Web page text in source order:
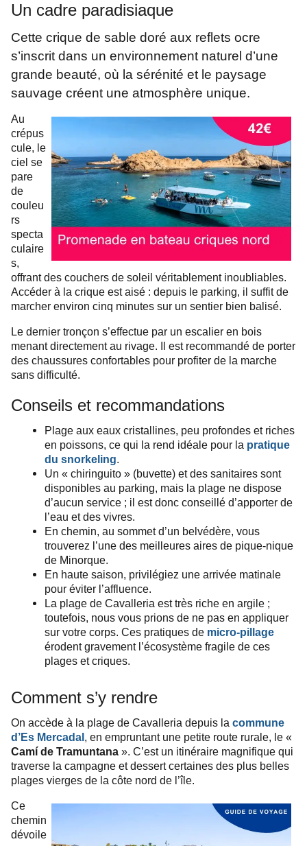
Un cadre paradisiaque
Cette crique de sable doré aux reflets ocre
s’inscrit dans un environnement naturel d’une
grande beauté, où la sérénité et le paysage
sauvage créent une atmosphère unique.
Au
crépus
cule, le
ciel se
pare
de
couleu
rs
specta
culaire
s,
offrant des couchers de soleil véritablement inoubliables.
Accéder à la crique est aisé : depuis le parking, il suffit de
marcher environ cinq minutes sur un sentier bien balisé.
Le dernier tronçon s’effectue par un escalier en bois
menant directement au rivage. Il est recommandé de porter
des chaussures confortables pour profiter de la marche
sans difficulté.
Conseils et recommandations
Plage aux eaux cristallines, peu profondes et riches
en poissons, ce qui la rend idéale pour la pratique
du snorkeling.
Un « chiringuito » (buvette) et des sanitaires sont
disponibles au parking, mais la plage ne dispose
d’aucun service ; il est donc conseillé d’apporter de
l’eau et des vivres.
En chemin, au sommet d’un belvédère, vous
trouverez l’une des meilleures aires de pique-nique
de Minorque.
En haute saison, privilégiez une arrivée matinale
pour éviter l’affluence.
La plage de Cavalleria est très riche en argile ;
toutefois, nous vous prions de ne pas en appliquer
sur votre corps. Ces pratiques de micro-pillage
érodent gravement l’écosystème fragile de ces
plages et criques.
Comment s’y rendre
On accède à la plage de Cavalleria depuis la commune
d’Es Mercadal , en empruntant une petite route rurale, le «
Camí de Tramuntana ». C’est un itinéraire magnifique qui
traverse la campagne et dessert certaines des plus belles
plages vierges de la côte nord de l’île.
Ce
chemin
dévoile